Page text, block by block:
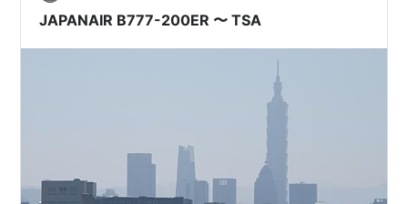
B777-300ERにはレイクド・ウイングチップを搭載して
旅客機の世界最長は、エアバスA340-600の75.3m。
JAPANAIR B777-200ER 〜 TSA